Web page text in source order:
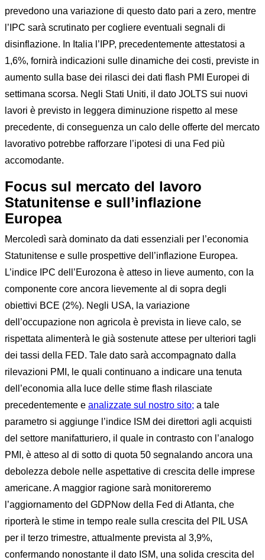
prevedono una variazione di questo dato pari a zero, mentre
l’IPC sarà scrutinato per cogliere eventuali segnali di
disinflazione. In Italia l’IPP, precedentemente attestatosi a
1,6%, fornirà indicazioni sulle dinamiche dei costi, previste in
aumento sulla base dei rilasci dei dati flash PMI Europei di
settimana scorsa. Negli Stati Uniti, il dato JOLTS sui nuovi
lavori è previsto in leggera diminuzione rispetto al mese
precedente, di conseguenza un calo delle offerte del mercato
lavorativo potrebbe rafforzare l’ipotesi di una Fed più
accomodante.
Focus sul mercato del lavoro
Statunitense e sull’inflazione
Europea
Mercoledì sarà dominato da dati essenziali per l’economia
Statunitense e sulle prospettive dell’inflazione Europea.
L’indice IPC dell’Eurozona è atteso in lieve aumento, con la
componente core ancora lievemente al di sopra degli
obiettivi BCE (2%). Negli USA, la variazione
dell’occupazione non agricola è prevista in lieve calo, se
rispettata alimenterà le già sostenute attese per ulteriori tagli
dei tassi della FED. Tale dato sarà accompagnato dalla
rilevazioni PMI, le quali continuano a indicare una tenuta
dell’economia alla luce delle stime flash rilasciate
precedentemente e analizzate sul nostro sito; a tale
parametro si aggiunge l’indice ISM dei direttori agli acquisti
del settore manifatturiero, il quale in contrasto con l’analogo
PMI, è atteso al di sotto di quota 50 segnalando ancora una
debolezza debole nelle aspettative di crescita delle imprese
americane. A maggior ragione sarà monitoreremo
l’aggiornamento del GDPNow della Fed di Atlanta, che
riporterà le stime in tempo reale sulla crescita del PIL USA
per il terzo trimestre, attualmente prevista al 3,9%,
confermando nonostante il dato ISM, una solida crescita del